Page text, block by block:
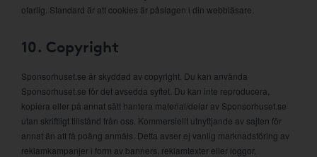
ofarlig. Standard är att cookies är påslagen i din webbläsare.
10. Copyright
Sponsorhuset.se är skyddad av copyright. Du kan använda
Sponsorhuset.se för det avsedda syftet. Du kan inte reproducera,
kopiera eller på annat sätt hantera material/delar av Sponsorhuset.se
utan skriftligt tillstånd från oss. Kommersiellt utnyttjande av sajten för
annat än att få poäng anmäls. Detta avser ej vanlig marknadsföring av
reklamkampanjer i form av banners, reklamtexter eller loggor.